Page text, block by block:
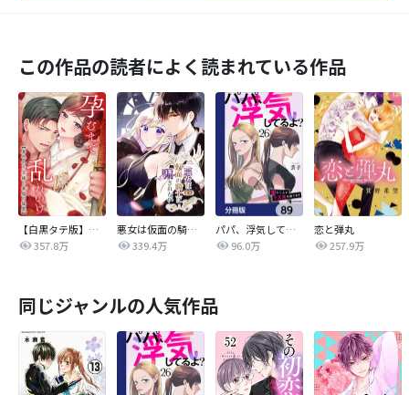
この作品の読者によく読まれている作品
【白黒タテ版】孕むまで乱れいけ～身代わり花嫁と軍服の猛愛
357.8万
悪女は仮面の騎士に騙されない
339.4万
パパ、浮気してるよ？娘と二人でクズ夫を捨てます【分冊版】
96.0万
恋と弾丸
257.9万
同じジャンルの人気作品